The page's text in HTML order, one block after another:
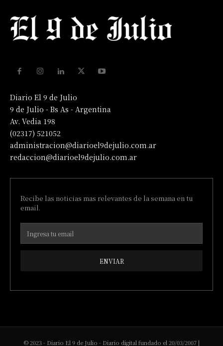
Diario El 9 de Julio
9 de Julio - Bs As - Argentina
Av. Vedia 198
(02317) 521052
administracion@diarioel9dejulio.com.ar
redaccion@diarioel9dejulio.com.ar
Recibe las noticias mas relevantes de la semana en tu
email.
ENVIAR
© 2023 - Diario El 9 de Julio - Diario digital fundado el 20/03/2007 |